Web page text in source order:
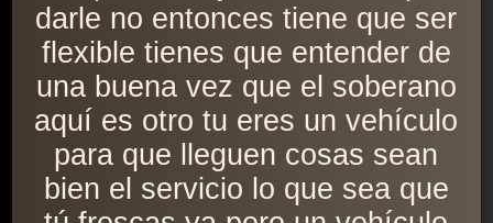
darle no entonces tiene que ser
flexible tienes que entender de
una buena vez que el soberano
aquí es otro tu eres un vehículo
para que lleguen cosas sean
bien el servicio lo que sea que